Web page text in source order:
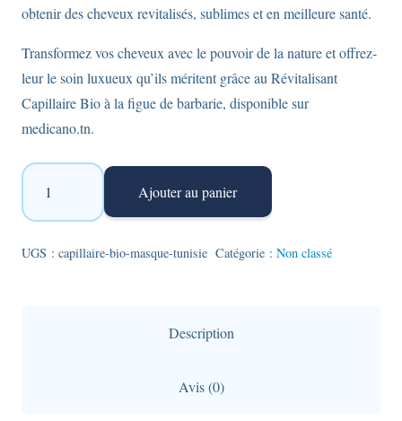
obtenir des cheveux revitalisés, sublimes et en meilleure santé.
Transformez vos cheveux avec le pouvoir de la nature et offrez-
leur le soin luxueux qu’ils méritent grâce au Révitalisant
Capillaire Bio à la figue de barbarie, disponible sur
medicano.tn.
quantité
Masque
Capillaire
Ajouter au panier
UGS : capillaire-bio-masque-tunisie Catégorie : Non classé
Description
Avis (0)